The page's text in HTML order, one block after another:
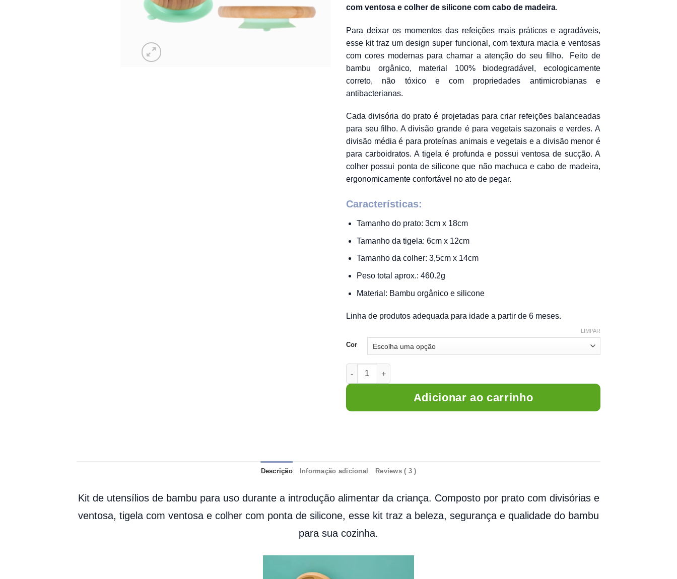
R$ 339,90.R$ 319,90.
com ventosa e colher de silicone com cabo de madeira.
Para deixar os momentos das refeições mais práticos e agradáveis,
esse kit traz um design super funcional, com textura macia e ventosas
com cores modernas para chamar a atenção do seu filho. Feito de
bambu orgânico, material 100% biodegradável, ecologicamente
correto, não tóxico e com propriedades antimicrobianas e
antibacterianas.
Cada divisória do prato é projetadas para criar refeições balanceadas
para seu filho. A divisão grande é para vegetais sazonais e verdes. A
divisão média é para proteínas animais e vegetais e a divisão menor é
para carboidratos. A tigela é profunda e possui ventosa de sucção. A
colher possui ponta de silicone que não machuca e cabo de madeira,
ergonomicamente confortável no ato de pegar.
Características:
Tamanho do prato: 3cm x 18cm
Tamanho da tigela: 6cm x 12cm
Tamanho da colher: 3,5cm x 14cm
Peso total aprox.: 460.2g
Material: Bambu orgânico e silicone
Linha de produtos adequada para idade a partir de 6 meses.
Cor
LIMPAR
Kit Alimentação Bambu com Prato, Tigela e Colher (3 peças) quantidade
Adicionar ao carrinho
Descrição Informação adicional Reviews ( 3 )
Kit de utensílios de bambu para uso durante a introdução alimentar da criança. Composto por prato com divisórias e
ventosa, tigela com ventosa e colher com ponta de silicone, esse kit traz a beleza, segurança e qualidade do bambu
para sua cozinha.